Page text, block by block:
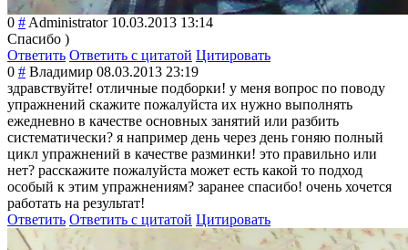
0 # Administrator 10.03.2013 13:14
Спасибо )
Ответить Ответить с цитатой Цитировать
0 # Владимир 08.03.2013 23:19
здравствуйте! отличные подборки! у меня вопрос по поводу
упражнений скажите пожалуйста их нужно выполнять
ежедневно в качестве основных занятий или разбить
систематически? я например день через день гоняю полный
цикл упражнений в качестве разминки! это правильно или
нет? расскажите пожалуйста может есть какой то подход
особый к этим упражнениям? заранее спасибо! очень хочется
работать на результат!
Ответить Ответить с цитатой Цитировать